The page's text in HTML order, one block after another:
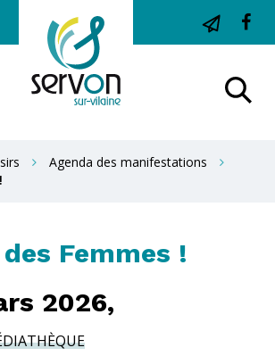
Site
officiel
deAgenda des manifestations
Femmes !
2026,